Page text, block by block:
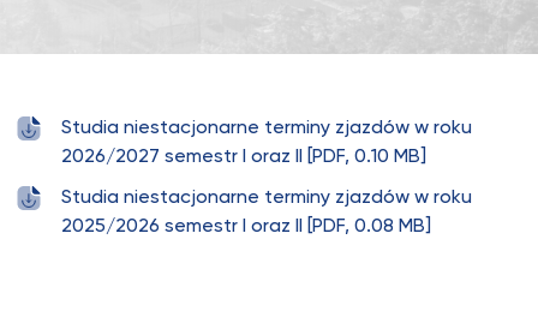
Studia niestacjonarne terminy zjazdów w roku
2026/2027 semestr I oraz II [PDF, 0.10 MB]
Studia niestacjonarne terminy zjazdów w roku
2025/2026 semestr I oraz II [PDF, 0.08 MB]